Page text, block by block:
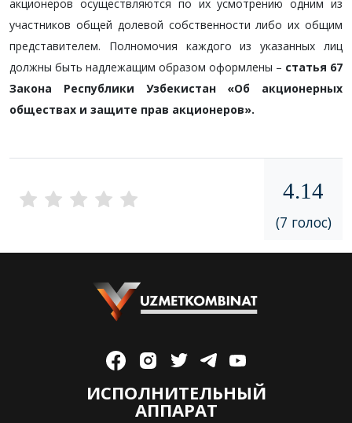
акционеров осуществляются по их усмотрению одним из
участников общей долевой собственности либо их общим
представителем. Полномочия каждого из указанных лиц
должны быть надлежащим образом оформлены – статья 67
Закона Республики Узбекистан «Об акционерных
обществах и защите прав акционеров».
4.14
(7 голос)
ИСПОЛНИТЕЛЬНЫЙ
АППАРАТ